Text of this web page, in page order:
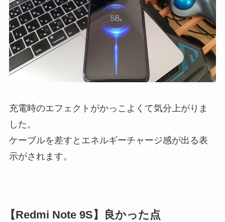
充電時のエフェクトがかっこよくて気分上がりま
した。
ケーブルを差すとエネルギーチャージ感が出る表
示がされます。
【Redmi Note 9S】良かった点